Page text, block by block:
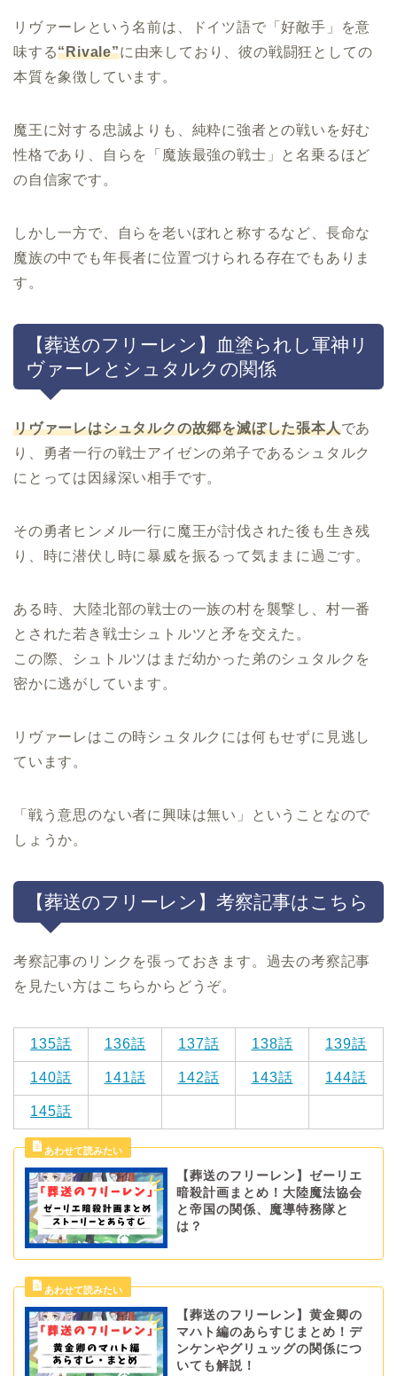
リヴァーレという名前は、ドイツ語で「好敵手」を意
味する“Rivale”に由来しており、彼の戦闘狂としての
本質を象徴しています。
魔王に対する忠誠よりも、純粋に強者との戦いを好む
性格であり、自らを「魔族最強の戦士」と名乗るほど
の自信家です。
しかし一方で、自らを老いぼれと称するなど、長命な
魔族の中でも年長者に位置づけられる存在でもありま
す。
【葬送のフリーレン】血塗られし軍神リ
ヴァーレとシュタルクの関係
リヴァーレはシュタルクの故郷を滅ぼした張本人であ
り、勇者一行の戦士アイゼンの弟子であるシュタルク
にとっては因縁深い相手です。
その勇者ヒンメル一行に魔王が討伐された後も生き残
り、時に潜伏し時に暴威を振るって気ままに過ごす。
ある時、大陸北部の戦士の一族の村を襲撃し、村一番
とされた若き戦士シュトルツと矛を交えた。
この際、シュトルツはまだ幼かった弟のシュタルクを
密かに逃がしています。
リヴァーレはこの時シュタルクには何もせずに見逃し
ています。
「戦う意思のない者に興味は無い」ということなので
しょうか。
【葬送のフリーレン】考察記事はこちら
考察記事のリンクを張っておきます。過去の考察記事
を見たい方はこちらからどうぞ。
135話 136話 137話 138話 139話
140話 141話 142話 143話 144話
145話
【葬送のフリーレン】ゼーリエ
暗殺計画まとめ！大陸魔法協会
と帝国の関係、魔導特務隊と
は？
【葬送のフリーレン】黄金卿の
マハト編のあらすじまとめ！デ
ンケンやグリュッグの関係につ
いても解説！